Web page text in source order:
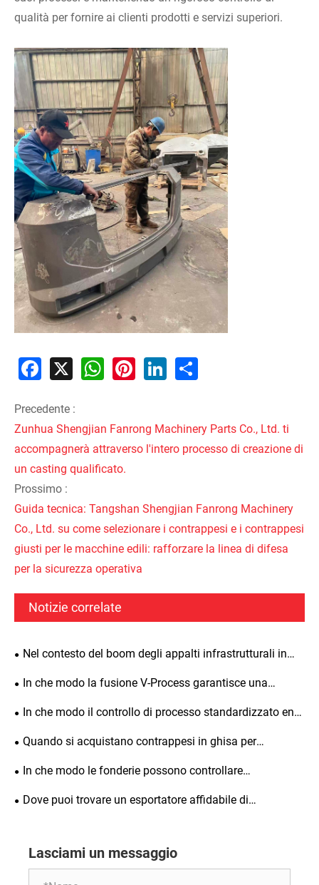
qualità per fornire ai clienti prodotti e servizi superiori.
Facebook
X WhatsAppPinterestLinkedInShare
Precedente :
Zunhua Shengjian Fanrong Machinery Parts Co., Ltd. ti
accompagnerà attraverso l'intero processo di creazione di
un casting qualificato.
Prossimo :
​Guida tecnica: Tangshan Shengjian Fanrong Machinery
Co., Ltd. su come selezionare i contrappesi e i contrappesi
giusti per le macchine edili: rafforzare la linea di difesa
per la sicurezza operativa
Notizie correlate
Nel contesto del boom degli appalti infrastrutturali in
Medio Oriente, perché i contrappesi di Shengjian Fanrong
In che modo la fusione V-Process garantisce una
qualità costante? Zunhua Shengjian Fanrong pubblica
fusione
In che modo il controllo di processo standardizzato end-
to-end garantisce la qualità dei contrappesi in ghisa
Quando si acquistano contrappesi in ghisa per
escavatori destinati all'esportazione, quali dettagli e
durante la produzione personalizzata?
In che modo le fonderie possono controllare
rigorosamente le materie prime e le materie ausiliarie per
standard
Dove puoi trovare un esportatore affidabile di
Lasciami un messaggio